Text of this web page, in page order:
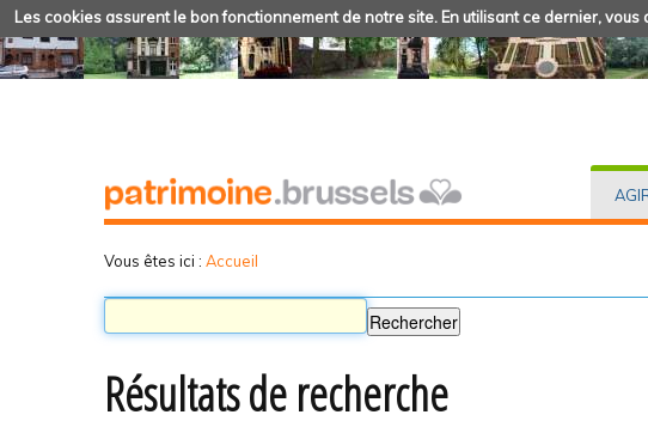
Les cookies assurent le bon fonctionnement de notre site. En utilisant ce dernier,
Vous êtes ici : Accueil
Résultats de recherche